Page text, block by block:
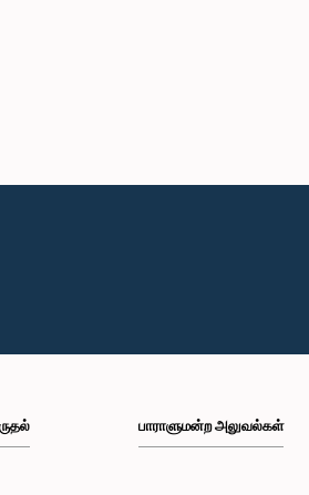
பாராளுமன்ற அலுவல்கள்